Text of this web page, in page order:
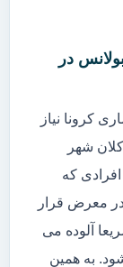
در
کرونا نیاز
شهر
افرادی که
معرض قرار
آلوده می
به همین